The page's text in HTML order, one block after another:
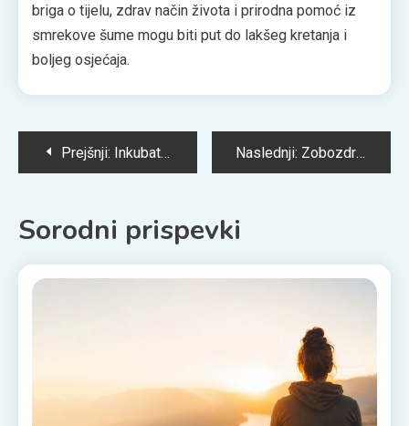
briga o tijelu, zdrav način života i prirodna pomoć iz
smrekove šume mogu biti put do lakšeg kretanja i
boljeg osjećaja.
Navigacija
Prejšnji: Inkubator – nepogrešljiv pripomoček za raziskave in razvoj Naslednji: Zobozdravstvo – zdravljenje zob je lahko neboleče
Sorodni prispevki